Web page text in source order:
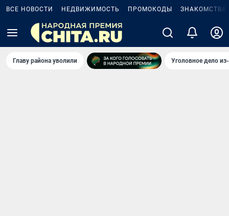
ВСЕ НОВОСТИ НЕДВИЖИМОСТЬ ПРОМОКОДЫ ЗНАКОМСТВА
Главу района уволили Уголовное дело